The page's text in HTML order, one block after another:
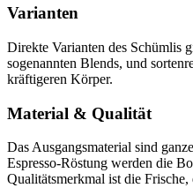
Varianten
Direkte Varianten des Schümlis
sogenannten Blends, und
kräftigeren Körper.
Material & Qualität
Das Ausgangsmaterial sind
Espresso-Röstung werden die
Qualitätsmerkmal ist die Frische,